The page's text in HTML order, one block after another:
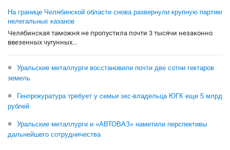
На границе Челябинской области снова развернули крупную партию
нелегальных казанов
Челябинская таможня не пропустила почти 3 тысячи незаконно
ввезенных чугунных...
Уральские металлурги восстановили почти две сотни гектаров
земель
Генпрокуратура требует у семьи экс-владельца ЮГК еще 5 млрд
рублей
Уральские металлурги и «АВТОВАЗ» наметили перспективы
дальнейшего сотрудничества